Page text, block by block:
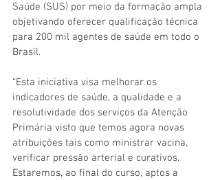
Saúde (SUS) por meio da formação ampla
objetivando oferecer qualificação técnica
para 200 mil agentes de saúde em todo o
Brasil.
“Esta iniciativa visa melhorar os
indicadores de saúde, a qualidade e a
resolutividade dos serviços da Atenção
Primária visto que temos agora novas
atribuições tais como ministrar vacina,
verificar pressão arterial e curativos.
Estaremos, ao final do curso, aptos a